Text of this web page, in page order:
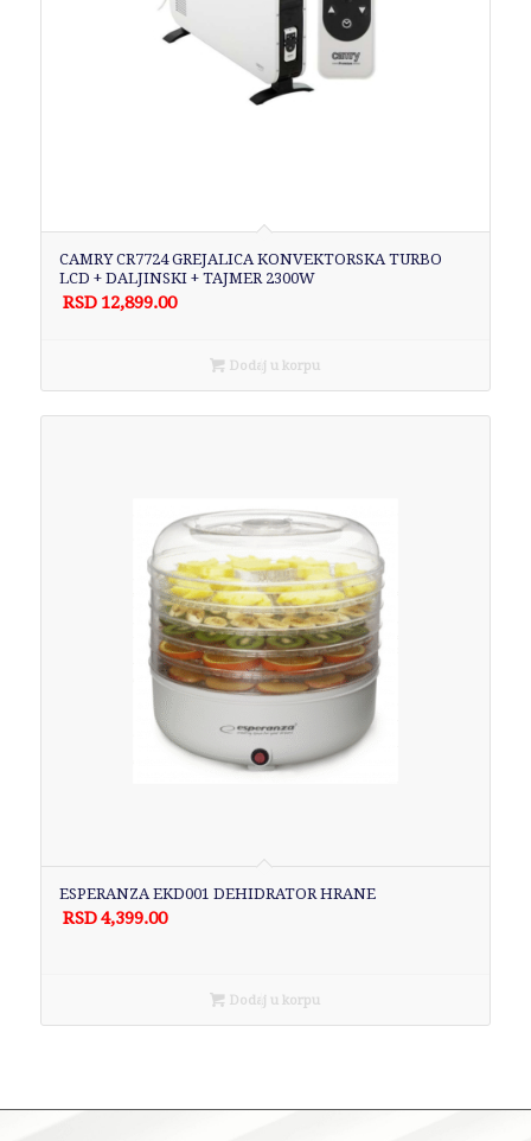
CAMRY CR7724 GREJALICA KONVEKTORSKA TURBO
LCD + DALJINSKI + TAJMER 2300W
RSD 12,899.00
Dodaj u korpu
ESPERANZA EKD001 DEHIDRATOR HRANE
RSD4,399.00
Dodaj u korpu